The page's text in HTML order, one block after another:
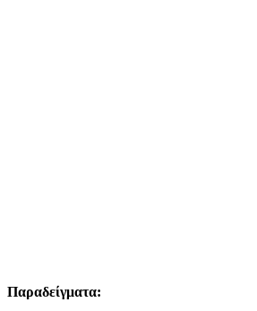
Παραδείγματα: